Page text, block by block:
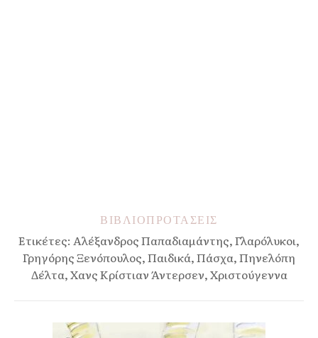
ΒΙΒΛΙΟΠΡΟΤΆΣΕΙΣ
Ετικέτες: Αλέξανδρος Παπαδιαμάντης, Γλαρόλυκοι,
Γρηγόρης Ξενόπουλος, Παιδικά, Πάσχα, Πηνελόπη
Δέλτα, Χανς Κρίστιαν Άντερσεν, Χριστούγεννα